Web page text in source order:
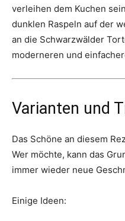
verleihen dem Kuchen
dunklen Raspeln auf der
an die Schwarzwälder
moderneren und
Varianten und
Das Schöne an diesem
Wer möchte, kann das
immer wieder neue
Einige Ideen: